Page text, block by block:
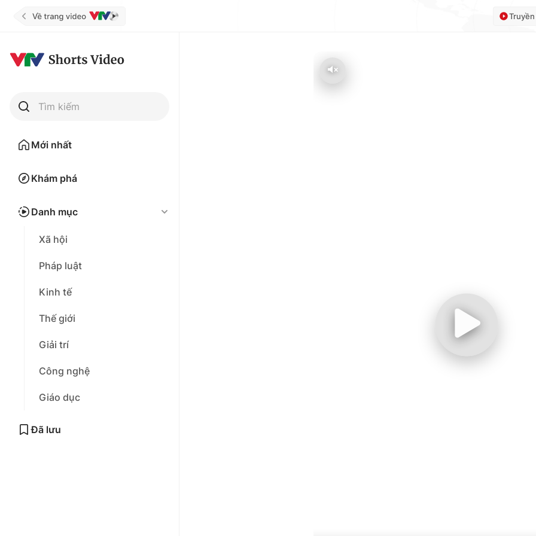
Tìm kiếm
Mới nhất
Khám phá
Danh mục
Xã hội
Pháp luật
Kinh tế
Thế giới
Giải trí
Công nghệ
Giáo dục
Đã lưu